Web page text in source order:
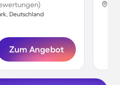
Deutschland
Zum Angebot